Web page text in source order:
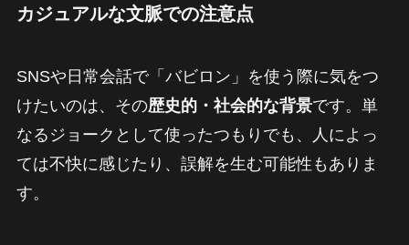
カジュアルな文脈での注意点
SNSや日常会話で「バビロン」を使う際に気をつ
けたいのは、その歴史的・社会的な背景です。単
なるジョークとして使ったつもりでも、人によっ
ては不快に感じたり、誤解を生む可能性もありま
す。